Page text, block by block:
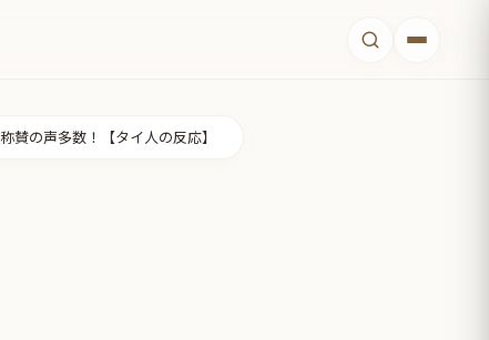
の声多数！【タイ人の反応】